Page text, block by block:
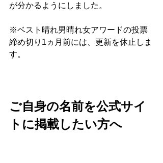
が分かるようにしました。
※ベスト晴れ男晴れ女アワードの投票
締め切り1ヵ月前には、更新を休止しま
す。
ご自身の名前を公式サイ
トに掲載したい方へ